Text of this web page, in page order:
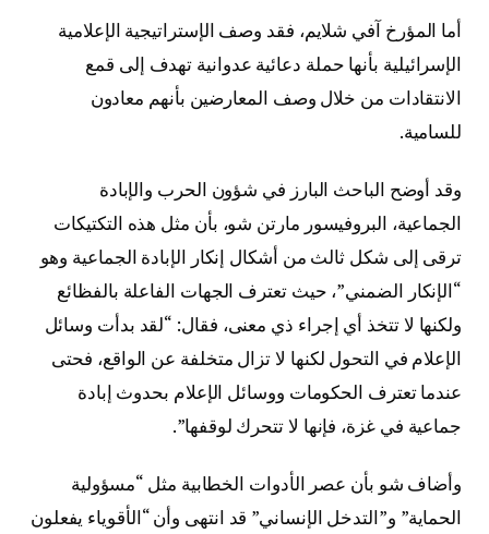
أما المؤرخ آفي شلايم، فقد وصف الإستراتيجية الإعلامية
الإسرائيلية بأنها حملة دعائية عدوانية تهدف إلى قمع
الانتقادات من خلال وصف المعارضين بأنهم معادون
للسامية.
وقد أوضح الباحث البارز في شؤون الحرب والإبادة
الجماعية، البروفيسور مارتن شو، بأن مثل هذه التكتيكات
ترقى إلى شكل ثالث من أشكال إنكار الإبادة الجماعية وهو
“الإنكار الضمني”، حيث تعترف الجهات الفاعلة بالفظائع
ولكنها لا تتخذ أي إجراء ذي معنى، فقال: “لقد بدأت وسائل
الإعلام في التحول لكنها لا تزال متخلفة عن الواقع، فحتى
عندما تعترف الحكومات ووسائل الإعلام بحدوث إبادة
جماعية في غزة، فإنها لا تتحرك لوقفها”.
وأضاف شو بأن عصر الأدوات الخطابية مثل “مسؤولية
الحماية” و”التدخل الإنساني” قد انتهى وأن “الأقوياء يفعلون